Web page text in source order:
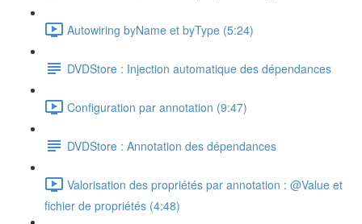
Autowiring byName et byType (5:24)
DVDStore : Injection automatique des dépendances
Configuration par annotation (9:47)
DVDStore : Annotation des dépendances
Valorisation des propriétés par annotation : @Value et
fichier de propriétés (4:48)